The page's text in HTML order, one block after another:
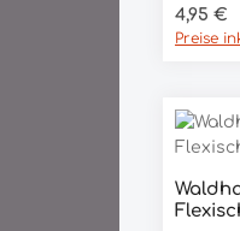
4,95 €
Preise